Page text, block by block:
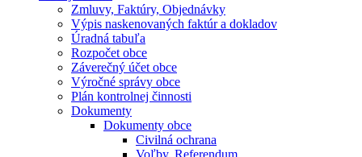
Zmluvy, Faktúry, Objednávky
Výpis naskenovaných faktúr a dokladov
Úradná tabuľa
Rozpočet obce
Záverečný účet obce
Výročné správy obce
Plán kontrolnej činnosti
Dokumenty
Dokumenty obce
Civilná ochrana
Voľby, Referendum